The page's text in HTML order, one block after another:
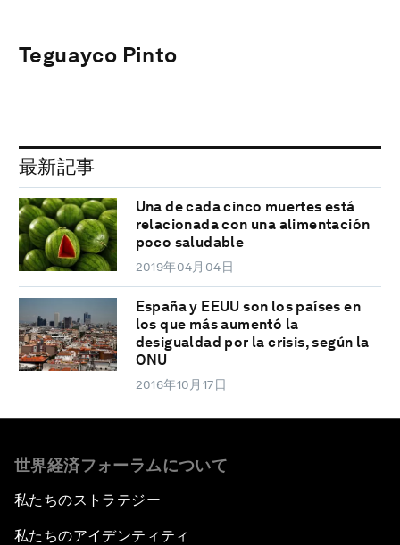
Teguayco Pinto
最新記事
Una de cada cinco muertes está
relacionada con una alimentación
poco saludable
2019年04月04日
España y EEUU son los países en
los que más aumentó la
desigualdad por la crisis, según la
ONU
2016年10月17日
世界経済フォーラムについて
私たちのストラテジー
私たちのアイデンティティ